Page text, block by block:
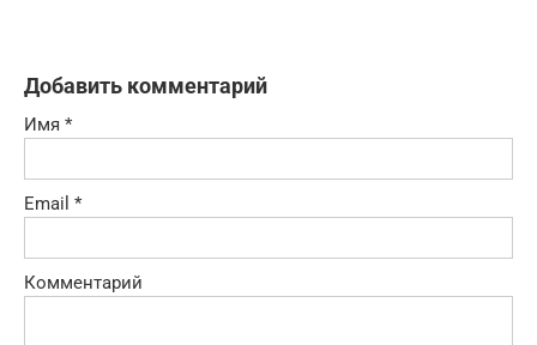
Добавить комментарий
Имя *
Email *
Комментарий